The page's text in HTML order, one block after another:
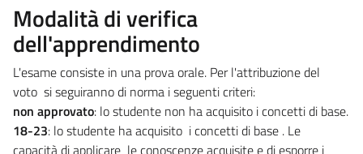
Modalità di verifica
dell'apprendimento
L'esame consiste in una prova orale. Per l'attribuzione del
voto si seguiranno di norma i seguenti criteri:
non approvato: lo studente non ha acquisito i concetti di base.
18-23: lo studente ha acquisito i concetti di base . Le